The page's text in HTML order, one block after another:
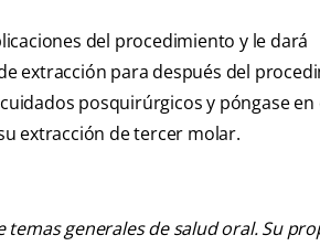
del procedimiento y le dará
extracción para después del
posquirúrgicos y póngase
extracción de tercer molar.
generales de salud oral. Su